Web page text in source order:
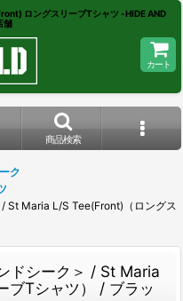
ロングスリーブTシャツ -HIDE AND
舗
カート
商品検索
ク
St Maria L/S Tee(Front)（ロングス
ドシーク＞ / St Maria
ブTシャツ） / ブラッ